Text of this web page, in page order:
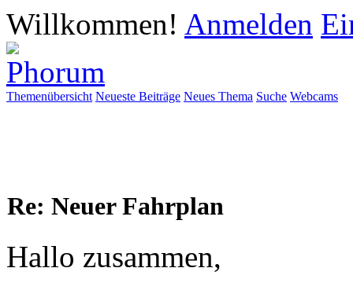
Willkommen! Anmelden
Themenübersicht Neueste Beiträge Neues Thema Suche Webcams
Re: Neuer Fahrplan
Hallo zusammen,